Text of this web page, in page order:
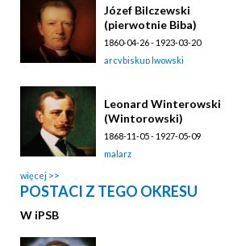
Józef Bilczewski
(pierwotnie Biba)
1860-04-26 - 1923-03-20
arcybiskup lwowski
Leonard Winterowski
(Wintorowski)
1868-11-05 - 1927-05-09
malarz
więcej
POSTACI Z TEGO OKRESU
W iPSB